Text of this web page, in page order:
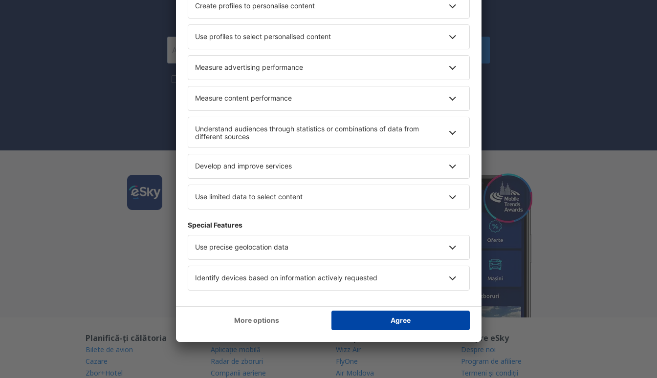
Trimitem doar ce e mai bun, pe cuvânt de turişti!
Înscriere
Mai multe călătorii la prețuri avantajoase în newsletter-ul nostru.Sunt de acord să primesc
materiale informaționale (sub formă de newsletter) de la eSky.pl S.A. la adresa de e-mail pe care am
furnizat-o.
Prin bifarea căsuței de mai sus, furnizarea adresei de e-mail și apăsarea butonului „Înscriere”
Descarcă aplicația noastră
și organizează-ţi convenabil
Cea mai bine evaluată aplicație din categoria călătoriilor
Noi oferte zilnice la îndemână
Toate rezervările tale într-un singur loc
Planifică-ți călătoria
Bilete de avion
Cazare
Zbor+Hotel
Aplicație mobilă
Radar de zboruri
Companii aeriene
Wizz Air
FlyOne
Air Moldova
Despre eSky
Despre noi
Program de afiliere
Termeni şi condiţii